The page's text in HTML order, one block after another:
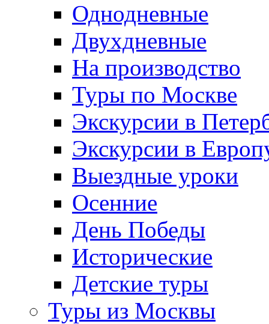
Однодневные
Двухдневные
На производство
Туры по Москве
Экскурсии в
Экскурсии в
Выездные уроки
Осенние
День Победы
Исторические
Детские туры
Туры из Москвы